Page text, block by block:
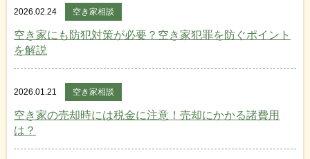
2026.02.24 空き家相談
空き家にも防犯対策が必要？空き家犯罪を防ぐポイント
を解説
2026.01.21 空き家相談
空き家の売却時には税金に注意！売却にかかる諸費用
は？